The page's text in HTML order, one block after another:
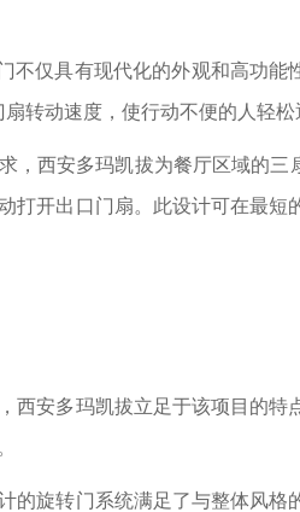
仅具有现代化的外观和高功能
转动速度，使行动不便的人轻松
西安多玛凯拔为餐厅区域的三
打开出口门扇。此设计可在最
安多玛凯拔立足于该项目的特
旋转门系统满足了与整体风格